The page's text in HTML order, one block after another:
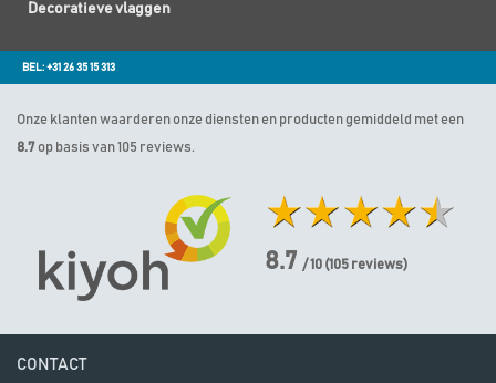
Decoratieve vlaggen
BEL: +31 26 35 15 313
Onze klanten waarderen onze diensten en producten gemiddeld met een
8.7 op basis van 105 reviews.
8.7 / 10 (105 reviews)
CONTACT